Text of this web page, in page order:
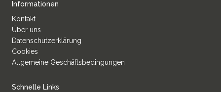
Informationen
Kontakt
Über uns
Datenschutzerklärung
Cookies
Allgemeine Geschäftsbedingungen
Schnelle Links